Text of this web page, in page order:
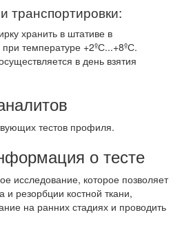
транспортировки:
хранить в штативе в
температуре +2ºС...+8ºС.
в день взятия
тестов профиля.
о тесте
исследование, которое позволяет
и резорбции костной ткани,
на ранних стадиях и проводить